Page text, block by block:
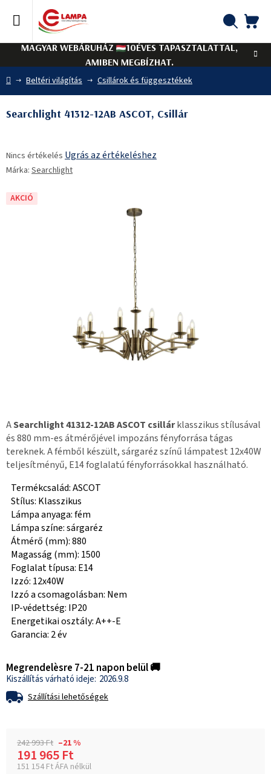
tartalomhoz
MAGYAR WEBÁRUHÁZ
10ÉVES TAPASZTALATTAL,
AMIBEN MEGBÍZHAT.
Kezdőlap
Beltéri világítás Csillárok és függesztékek
ASearchlight 41312-12AB ASCOT csillárklasszikus stílusával
és 880 mm-es átmérőjével impozáns fényforrása tágas
tereknek. A fémből készült, sárgaréz színű lámpatest 12x40W
teljesítményű, E14 foglalatú fényforrásokkal használható.
Termékcsalád: ASCOT
Stílus: Klasszikus
Lámpa anyaga: fém
Lámpa színe: sárgaréz
Átmérő (mm): 880
Magasság (mm): 1500
Foglalat típusa: E14
Izzó: 12x40W
Izzó a csomagolásban: Nem
IP-védettség: IP20
Energetikai osztály: A++-E
Garancia: 2 év
Megrendelèsre 7-21 napon belül 🚚
2026.9.8
Szállítási lehetőségek
242 993 Ft –21 %
191 965 Ft
151 154 Ft ÁFA nélkül
Searchlight 41312-12AB ASCOT, Csillár
termék
átlagos
5-
Nincs értékelés Ugrás az értékeléshez
Márka: Searchlight
AKCIÓ